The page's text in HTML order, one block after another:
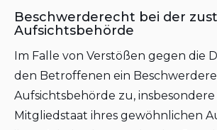
Beschwerderecht bei der
Aufsichtsbehörde
Im Falle von Verstößen gegen die
den Betroffenen ein
Aufsichtsbehörde zu,
Mitgliedstaat ihres gewöhnlichen